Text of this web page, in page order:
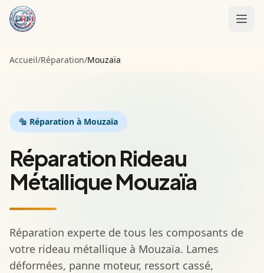
Motorisation
Entretien
Contact
Accueil/Réparation/Mouzaïa
🔩 Réparation à Mouzaïa
Réparation Rideau
Métallique Mouzaïa
Réparation experte de tous les composants de
votre rideau métallique à Mouzaïa. Lames
déformées, panne moteur, ressort cassé,